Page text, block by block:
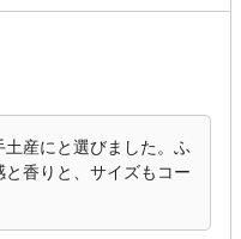
産にと選びました。ふ
香りと、サイズもコー